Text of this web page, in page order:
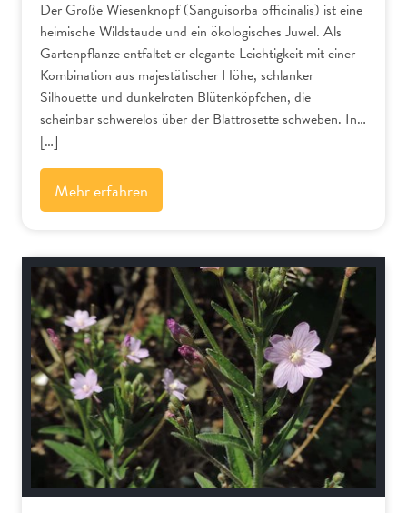
Der Große Wiesenknopf (Sanguisorba officinalis) ist eine
heimische Wildstaude und ein ökologisches Juwel. Als
Gartenpflanze entfaltet er elegante Leichtigkeit mit einer
Kombination aus majestätischer Höhe, schlanker
Silhouette und dunkelroten Blütenköpfchen, die
scheinbar schwerelos über der Blattrosette schweben. In…
[…]
Mehr erfahren
Alpenflora